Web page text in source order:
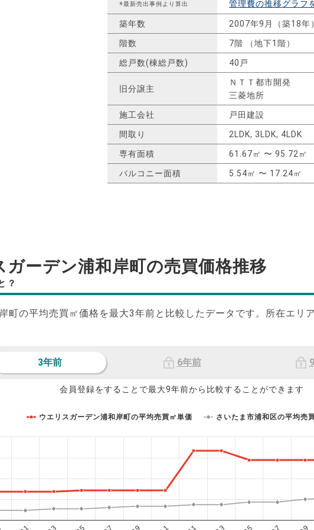
※最新売出事例より算出
管理費の推移グラフ
築年数 2007年9月（築18年）
階数 7階 （地下1階）
総戸数(棟総戸数) 40戸
旧分譲主
ＮＴＴ都市開発
三菱地所
施工会社 戸田建設
間取り 2LDK, 3LDK, 4LDK
専有面積 61.67㎡ 〜 95.72㎡
バルコニー面積 5.54㎡ 〜 17.24㎡
ガーデン浦和岸町の売買価格推移
？
町の平均売買㎡価格を最大3年前と比較したデータです。所在エリ
3年前 6年前
会員登録をすることで最大9年前から比較することができます
ウエリスガーデン浦和岸町の平均売買㎡単価 さいたま市浦和区の平均売